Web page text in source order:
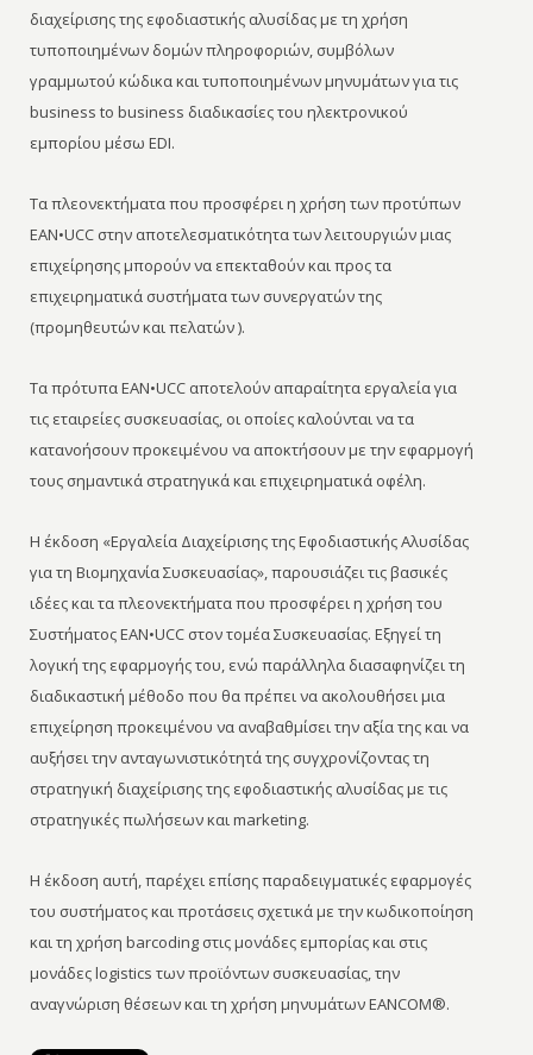
διαχείρισης της εφοδιαστικής αλυσίδας με τη χρήση
τυποποιημένων δομών πληροφοριών, συμβόλων
γραμμωτού κώδικα και τυποποιημένων μηνυμάτων για τις
business to business διαδικασίες του ηλεκτρονικού
εμπορίου μέσω EDI.
Τα πλεονεκτήματα που προσφέρει η χρήση των προτύπων
EAN•UCC στην αποτελεσματικότητα των λειτουργιών μιας
επιχείρησης μπορούν να επεκταθούν και προς τα
επιχειρηματικά συστήματα των συνεργατών της
(προμηθευτών και πελατών ).
Τα πρότυπα EAN•UCC αποτελούν απαραίτητα εργαλεία για
τις εταιρείες συσκευασίας, οι οποίες καλούνται να τα
κατανοήσουν προκειμένου να αποκτήσουν με την εφαρμογή
τους σημαντικά στρατηγικά και επιχειρηματικά οφέλη.
Η έκδοση «Εργαλεία Διαχείρισης της Εφοδιαστικής Αλυσίδας
για τη Βιομηχανία Συσκευασίας», παρουσιάζει τις βασικές
ιδέες και τα πλεονεκτήματα που προσφέρει η χρήση του
Συστήματος EAN•UCC στον τομέα Συσκευασίας. Εξηγεί τη
λογική της εφαρμογής του, ενώ παράλληλα διασαφηνίζει τη
διαδικαστική μέθοδο που θα πρέπει να ακολουθήσει μια
επιχείρηση προκειμένου να αναβαθμίσει την αξία της και να
αυξήσει την ανταγωνιστικότητά της συγχρονίζοντας τη
στρατηγική διαχείρισης της εφοδιαστικής αλυσίδας με τις
στρατηγικές πωλήσεων και marketing.
Η έκδοση αυτή, παρέχει επίσης παραδειγματικές εφαρμογές
του συστήματος και προτάσεις σχετικά με την κωδικοποίηση
και τη χρήση barcoding στις μονάδες εμπορίας και στις
μονάδες logistics των προϊόντων συσκευασίας, την
αναγνώριση θέσεων και τη χρήση μηνυμάτων EANCOM®.